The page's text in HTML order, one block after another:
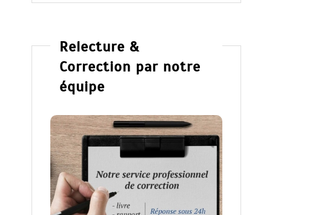
Relecture &
Correction par notre
équipe